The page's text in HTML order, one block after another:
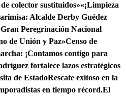
colector sustituidos»«¡Limpieza
Alcalde Derby Guédez
Peregrinación Nacional
de Unión y Paz»Censo de
¡Contamos contigo para
fortalece lazos estratégicos
de EstadoRescate exitoso en la
en tiempo récord.El